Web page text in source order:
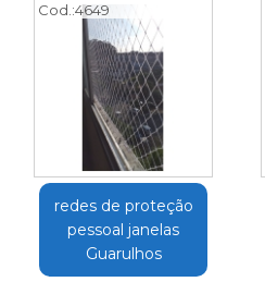
Cod.:4649
redes de proteção
pessoal janelas
Guarulhos